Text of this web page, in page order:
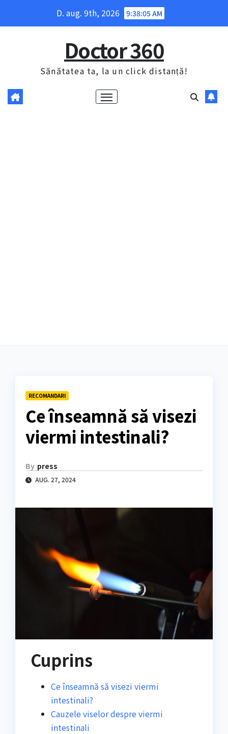
D. aug. 9th, 2026 9:38:06 AM
Doctor 360
Sănătatea ta, la un click distanță!
RECOMANDARI
Ce înseamnă să visezi
viermi intestinali?
By press
AUG. 27, 2024
Cuprins
Ce înseamnă să visezi viermi
intestinali?
Cauzele viselor despre viermi
intestinali